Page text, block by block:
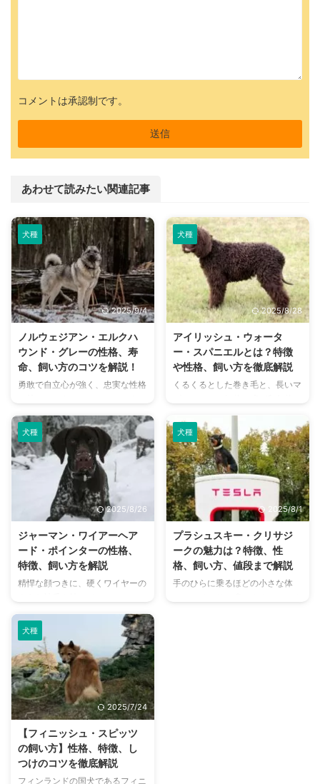
コメントは承認制です。
あわせて読みたい関連記事
犬種
2025/9/4
ノルウェジアン・エルクハ
ウンド・グレーの性格、寿
命、飼い方のコツを解説！
勇敢で自立心が強く、忠実な性格
ウンド・グレー。日本ではまだあ
まり馴染みのない犬種ですが、そ
の賢さや力強さから、熱心なファ
ンに愛されています。 しかし、
実際に飼うとなると、その特徴や
性格、どんな飼い方が適している
のか、しつけは難しいのかなど、
気になることがたくさんあります
ジアン・エルクハウンド・グレー
の歴史から、性格、特徴、飼い方
のコツ、かかりやすい病気まで、
基本情報を網羅的に解説します。
ン・エルクハウンド・グレーの ...
犬種
2025/8/28
アイリッシュ・ウォータ
ー・スパニエルとは？特徴
や性格、飼い方を徹底解説
くるくるとした巻き毛と、長いマ
ニエル。 日本ではあまり見かけ
ない珍しい犬種のため、「どんな
犬なんだろう？」「飼うのは難し
い？」と疑問に思う方も多いので
はないでしょうか。 この記事で
は、アイリッシュ・ウォーター・
スパニエルのユニークな魅力や飼
す。この記事を読めば、この犬種
のことがもっとよくわかるはずで
す。 この記事の結論 アイリッシ
ュ・ウォーター・スパニエルは知
犬種
2025/8/26
ジャーマン・ワイアーヘア
ード・ポインターの性格、
特徴、飼い方を解説
精悍な顔つきに、硬くワイヤーの
イアーヘアード・ポインター。日
本ではまだあまり知られていない
犬種ですが、ドイツ原産の優れた
猟犬として、海外では高い人気を
誇ります。 その知的で忠実な性
格と、エネルギッシュな一面を併
せ持つこの犬種を家族に迎えたい
と考えている方もいるのではない
でしょうか。 この記事では、ジ
ャーマン・ワイアーヘアード・ポ
インターの魅力から、飼い方のポ
イント、注意すべき病気までを詳
犬種
2025/8/1
プラシュスキー・クリサジ
ークの魅力は？特徴、性
格、飼い方、値段まで解説
手のひらに乗るほどの小さな体
犬種
2025/7/24
【フィニッシュ・スピッツ
の飼い方】性格、特徴、し
つけのコツを徹底解説
フィンランドの国犬であるフィニ